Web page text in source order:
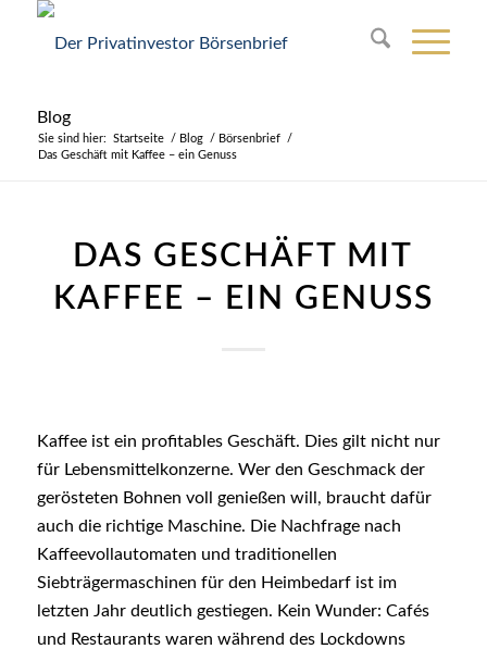
Blog
Sie sind hier: Startseite / Blog / Börsenbrief
/
Das Geschäft mit Kaffee – ein Genuss
DAS GESCHÄFT MIT
KAFFEE – EIN GENUSS
Kaffee ist ein profitables Geschäft. Dies gilt nicht nur
für Lebensmittelkonzerne. Wer den Geschmack der
gerösteten Bohnen voll genießen will, braucht dafür
auch die richtige Maschine. Die Nachfrage nach
Kaffeevollautomaten und traditionellen
Siebträgermaschinen für den Heimbedarf ist im
letzten Jahr deutlich gestiegen. Kein Wunder: Cafés
und Restaurants waren während des Lockdowns